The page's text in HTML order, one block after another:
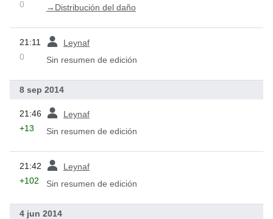
0 → Distribución del daño
21:11 Leynaf
0 Sin resumen de edición
8 sep 2014
21:46 Leynaf
+13 Sin resumen de edición
21:42 Leynaf
+102 Sin resumen de edición
4 jun 2014